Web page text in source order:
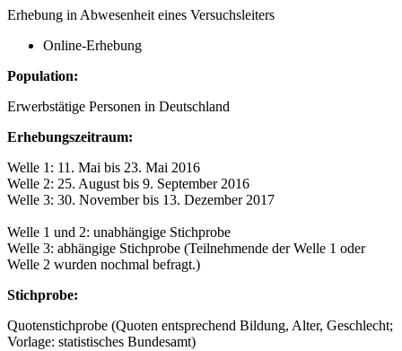
Erhebung in Abwesenheit eines Versuchsleiters
Online-Erhebung
Population:
Erwerbstätige Personen in Deutschland
Erhebungszeitraum:
Welle 1: 11. Mai bis 23. Mai 2016
Welle 2: 25. August bis 9. September 2016
Welle 3: 30. November bis 13. Dezember 2017
Welle 1 und 2: unabhängige Stichprobe
Welle 3: abhängige Stichprobe (Teilnehmende der Welle 1 oder
Welle 2 wurden nochmal befragt.)
Stichprobe:
Quotenstichprobe (Quoten entsprechend Bildung, Alter, Geschlecht;
Vorlage: statistisches Bundesamt)